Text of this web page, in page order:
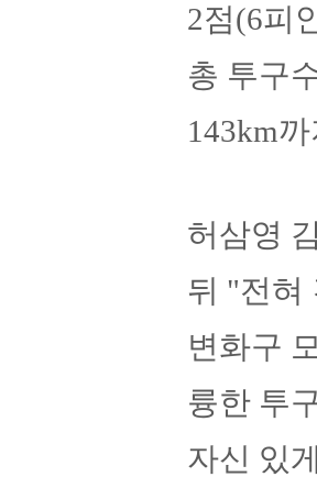
2점(6피
총 투구
143km
허삼영
뒤 "전혀
변화구
륭한 투
자신 있